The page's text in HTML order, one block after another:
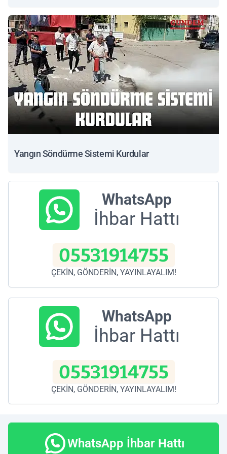
Yangın Söndürme Sistemi Kurdular
WhatsApp
İhbar Hattı
05531914755
ÇEKİN, GÖNDERİN, YAYINLAYALIM!
WhatsApp
İhbar Hattı
05531914755
ÇEKİN, GÖNDERİN, YAYINLAYALIM!
WhatsApp İhbar Hattı